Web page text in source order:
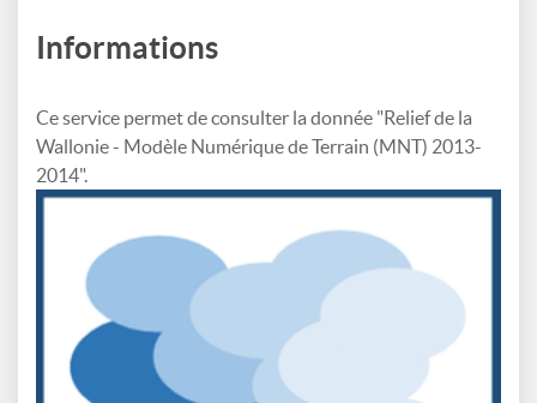
Informations
Ce service permet de consulter la donnée "Relief de la
Wallonie - Modèle Numérique de Terrain (MNT) 2013-
2014".